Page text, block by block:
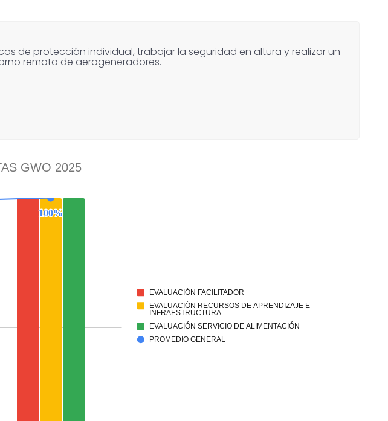
de protección individual, trabajar la seguridad en altura y realizar un
remoto de aerogeneradores.